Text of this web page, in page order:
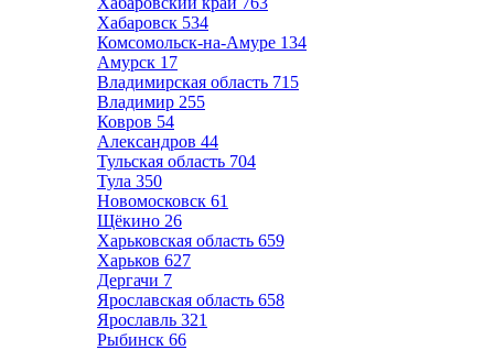
Хабаровск 534
Комсомольск-на-Амуре 134
Амурск 17
Владимирская область 715
Владимир 255
Ковров 54
Александров 44
Тульская область 704
Тула 350
Новомосковск 61
Щёкино 26
Харьковская область 659
Харьков 627
Дергачи 7
Ярославская область 658
Ярославль 321
Рыбинск 66